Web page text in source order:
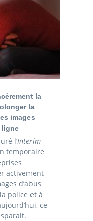
la
la
images
ligne
l’Interim
temporaire
activement
d’abus
police et à
ce